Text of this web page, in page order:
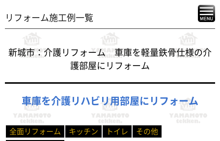
リフォーム施工例一覧
新城市：介護リフォーム 車庫を軽量鉄骨仕様の介
護部屋にリフォーム
車庫を介護リハビリ用部屋にリフォーム
全面リフォーム キッチン トイレ
その他